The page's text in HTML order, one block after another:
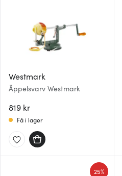
Westmark
Äppelsvarv Westmark
819 kr
Få i lager
25%